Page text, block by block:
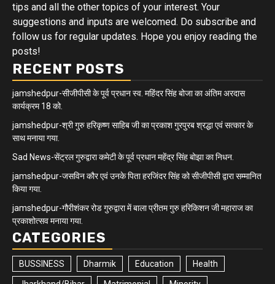
tips and all the other topics of your interest. Your
suggestions and inputs are welcomed. Do subscribe and
follow us for regular updates. Hope you enjoy reading the
posts!
RECENT POSTS
jamshedpur-सीजीपीसी के पूर्व प्रधान स्व. महिंदर सिंह बोजा का अंतिम अरदास
कार्यक्रम 18 को.
jamshedpur-श्री गुरु हरिकृष्ण साहिब जी का प्रकाश गुरपुरब श्रद्धा एवं सत्कार के
साथ मनाया गया.
Sad News-सेंट्रल गुरुद्वारा कमेटी के पूर्व प्रधान महेंद्र सिंह बोझा का निधन.
jamshedpur-जसविन कौर एवं उनके पिता हरजिंदर सिंह को सीजीपीसी द्वारा सम्मानित
किया गया.
jamshedpur-गौरीशंकर रोड गुरुद्वारा में बाला प्रीतम गुरु हरिकिशन जी महाराज का
प्रकाशोत्सव मनाया गया.
CATEGORIES
BUSSINESS Dharmik Education Health